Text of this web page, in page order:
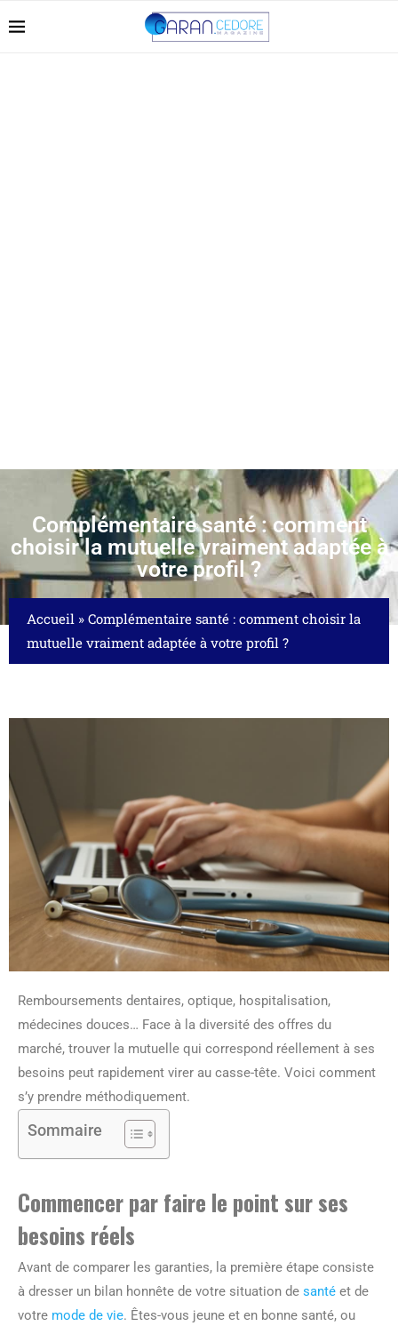
Complémentaire santé : comment
choisir la mutuelle vraiment adaptée à
votre profil ?
Accueil » Complémentaire santé : comment choisir la
mutuelle vraiment adaptée à votre profil ?
Remboursements dentaires, optique, hospitalisation,
médecines douces… Face à la diversité des offres du
marché, trouver la mutuelle qui correspond réellement à ses
besoins peut rapidement virer au casse-tête. Voici comment
s’y prendre méthodiquement.
Sommaire
Commencer par faire le point sur ses
besoins réels
Avant de comparer les garanties, la première étape consiste
à dresser un bilan honnête de votre situation de santé et de
votre mode de vie. Êtes-vous jeune et en bonne santé, ou